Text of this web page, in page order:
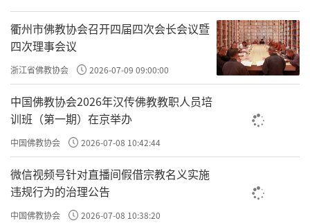
杀生、不偷盗等），这是对他人最基本的利
乐。在工作中尽职尽责，用产品或服务为社会
创造价值。在生活中，一个善意的微笑，一次
耐心的倾听，一次举手之劳的帮助，都是利乐
有情。
在语言（口业）上：说真诚、友善、促进和谐
的话（不妄语、不两舌、不恶口），说能鼓励
和安慰人的话。这就是在用语言给他人带来安
乐。
衢州市佛教协会召开四届四次会长会议暨
四次理事会议
浙江省佛教协会 2026-07-09 09:00:00
中国佛教协会2026年汉传佛教教职人员培
训班（第一期）在京举办
中国佛教协会 2026-07-08 10:42:44
微信视频号针对直播间假借宗教名义实施
违规行为的治理公告
中国佛教协会 2026-07-08 10:38:20